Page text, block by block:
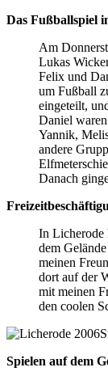
Das Fußballspiel
Am
Lukas
Felix und
um Fußball
eingeteilt,
Daniel
Yannik,
andere
Danach
In Licherode
dem
meinen
dort auf der
mit meinen
den coolen
Spielen auf dem